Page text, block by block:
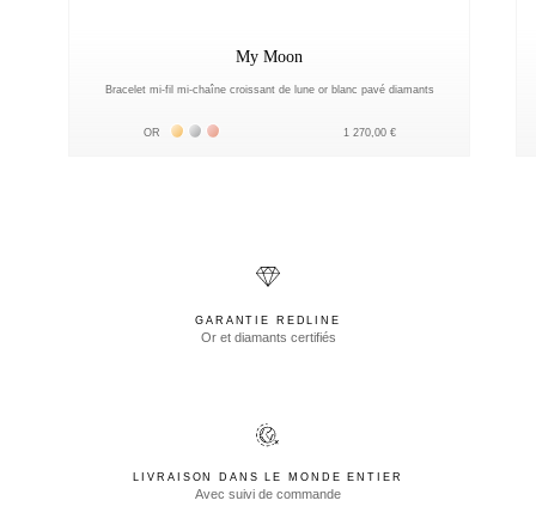
My Moon
Bracelet mi-fil mi-chaîne croissant de lune or blanc pavé diamants
OR Жёлтое золото 18К
Белое золото 18К
Розовое золото 18К 1 270,00 €
GARANTIE REDLINE
Or et diamants certifiés
LIVRAISON DANS LE MONDE ENTIER
Avec suivi de commande